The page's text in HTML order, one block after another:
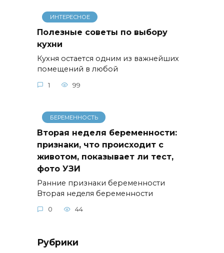
ИНТЕРЕСНОЕ
Полезные советы по выбору
кухни
Кухня остается одним из важнейших
помещений в любой
1 99
БЕРЕМЕННОСТЬ
Вторая неделя беременности:
признаки, что происходит с
животом, показывает ли тест,
фото УЗИ
Ранние признаки беременности
Вторая неделя беременности
0 44
Рубрики